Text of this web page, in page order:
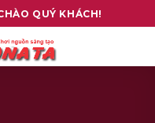
QUÝ KHÁCH!